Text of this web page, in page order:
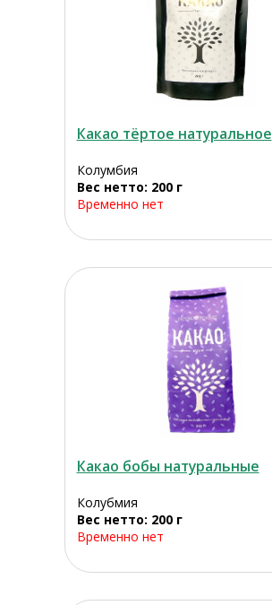
Какао тёртое натуральное
Колумбия
Вес нетто: 200 г
Временно нет
Какао бобы натуральные
Колубмия
Вес нетто: 200 г
Временно нет